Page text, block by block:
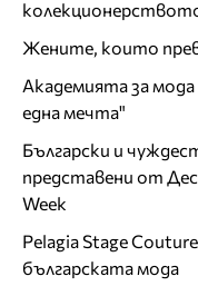
Жените, които
Академията за
една мечта"
Български и
представени от
Week
Pelagia Stage
българската мода